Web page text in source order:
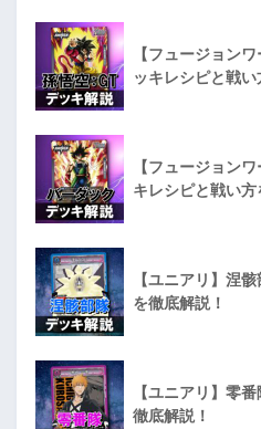
【フュージョン
ッキレシピと戦い
【フュージョン
キレシピと戦い方
【ユニアリ】涅
を徹底解説！
【ユニアリ】零
徹底解説！